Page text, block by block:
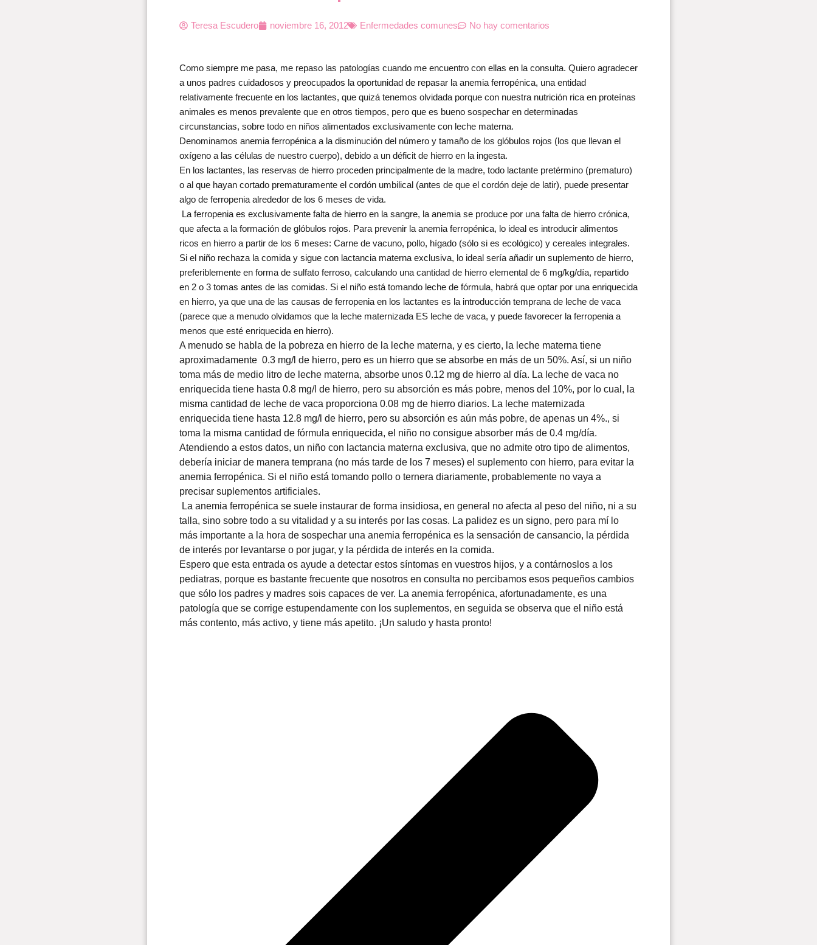
Teresa Escudero noviembre 16, 2012 Enfermedades comunes No hay comentarios
Como siempre me pasa, me repaso las patologías cuando me encuentro con ellas en la consulta. Quiero agradecer
a unos padres cuidadosos y preocupados la oportunidad de repasar la anemia ferropénica, una entidad
relativamente frecuente en los lactantes, que quizá tenemos olvidada porque con nuestra nutrición rica en proteínas
animales es menos prevalente que en otros tiempos, pero que es bueno sospechar en determinadas
circunstancias, sobre todo en niños alimentados exclusivamente con leche materna.
Denominamos anemia ferropénica a la disminución del número y tamaño de los glóbulos rojos (los que llevan el
oxígeno a las células de nuestro cuerpo), debido a un déficit de hierro en la ingesta.
En los lactantes, las reservas de hierro proceden principalmente de la madre, todo lactante pretérmino (prematuro)
o al que hayan cortado prematuramente el cordón umbilical (antes de que el cordón deje de latir), puede presentar
algo de ferropenia alrededor de los 6 meses de vida.
La ferropenia es exclusivamente falta de hierro en la sangre, la anemia se produce por una falta de hierro crónica,
que afecta a la formación de glóbulos rojos. Para prevenir la anemia ferropénica, lo ideal es introducir alimentos
ricos en hierro a partir de los 6 meses: Carne de vacuno, pollo, hígado (sólo si es ecológico) y cereales integrales.
Si el niño rechaza la comida y sigue con lactancia materna exclusiva, lo ideal sería añadir un suplemento de hierro,
preferiblemente en forma de sulfato ferroso, calculando una cantidad de hierro elemental de 6 mg/kg/día, repartido
en 2 o 3 tomas antes de las comidas. Si el niño está tomando leche de fórmula, habrá que optar por una enriquecida
en hierro, ya que una de las causas de ferropenia en los lactantes es la introducción temprana de leche de vaca
(parece que a menudo olvidamos que la leche maternizada ES leche de vaca, y puede favorecer la ferropenia a
menos que esté enriquecida en hierro).
A menudo se habla de la pobreza en hierro de la leche materna, y es cierto, la leche materna tiene
aproximadamente 0.3 mg/l de hierro, pero es un hierro que se absorbe en más de un 50%. Así, si un niño
toma más de medio litro de leche materna, absorbe unos 0.12 mg de hierro al día. La leche de vaca no
enriquecida tiene hasta 0.8 mg/l de hierro, pero su absorción es más pobre, menos del 10%, por lo cual, la
misma cantidad de leche de vaca proporciona 0.08 mg de hierro diarios. La leche maternizada
enriquecida tiene hasta 12.8 mg/l de hierro, pero su absorción es aún más pobre, de apenas un 4%., si
toma la misma cantidad de fórmula enriquecida, el niño no consigue absorber más de 0.4 mg/día.
Atendiendo a estos datos, un niño con lactancia materna exclusiva, que no admite otro tipo de alimentos,
debería iniciar de manera temprana (no más tarde de los 7 meses) el suplemento con hierro, para evitar la
anemia ferropénica. Si el niño está tomando pollo o ternera diariamente, probablemente no vaya a
precisar suplementos artificiales.
La anemia ferropénica se suele instaurar de forma insidiosa, en general no afecta al peso del niño, ni a su
talla, sino sobre todo a su vitalidad y a su interés por las cosas. La palidez es un signo, pero para mí lo
más importante a la hora de sospechar una anemia ferropénica es la sensación de cansancio, la pérdida
de interés por levantarse o por jugar, y la pérdida de interés en la comida.
Espero que esta entrada os ayude a detectar estos síntomas en vuestros hijos, y a contárnoslos a los
pediatras, porque es bastante frecuente que nosotros en consulta no percibamos esos pequeños cambios
que sólo los padres y madres sois capaces de ver. La anemia ferropénica, afortunadamente, es una
patología que se corrige estupendamente con los suplementos, en seguida se observa que el niño está
más contento, más activo, y tiene más apetito. ¡Un saludo y hasta pronto!